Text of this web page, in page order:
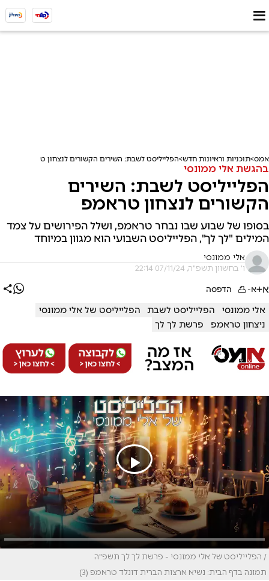
אמס תוכניות וראיונות חדש הפלייליסט לשבת: השירים הקשורים לנצחון טראמפ
בהגשת אלי ממונסי
הפלייליסט לשבת: השירים
הקשורים לנצחון טראמפ
בסופו של שבוע שבו נבחר טראמפ, ושלל הפירושים על צמד
המילים "לך לך", הפלייליסט השבועי הוא מגוון במיוחד
אלי ממונסי
ו' בחשוון תשפ"ה, 07/11/24 22:14
א+א- הדפסה
אלי ממונסי הפלייליסט לשבת
הפלייליסט של אלי ממונסי
ניצחון טראמפ
פרשת לך לך
/ הפלייליסט של אלי ממונסי - פרשת לך לך תשפ"ה
תמונה בדף הבית: נשיא ארצות הברית דונלד טראמפ (3)